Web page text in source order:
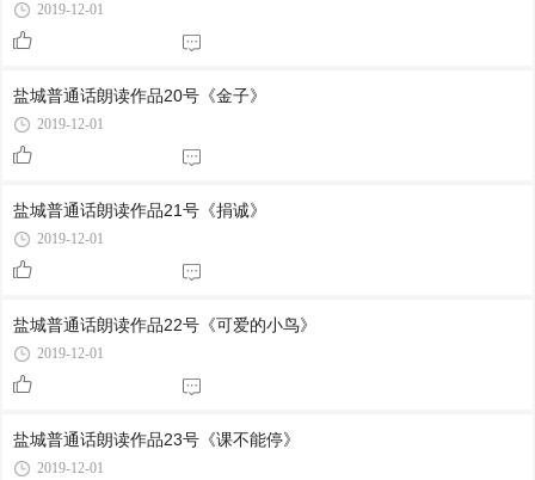
2019-12-01
盐城普通话朗读作品20号《金子》
2019-12-01
盐城普通话朗读作品21号《捐诚》
2019-12-01
盐城普通话朗读作品22号《可爱的小鸟》
2019-12-01
盐城普通话朗读作品23号《课不能停》
2019-12-01